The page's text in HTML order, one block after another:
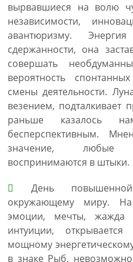
вырвавшиеся на волю
независимости,
авантюризму.
сдержанности, она
совершать
вероятность
смены деятельности.
везением, подталкивает
раньше казалось
бесперспективным.
значение, любые
воспринимаются в штыки.
День
окружающему миру.
эмоции, мечты, жажда
интуиции,
мощному
в знаке Рыб,